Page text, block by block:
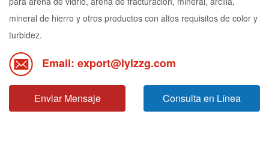
mineral de hierro y otros productos con altos requisitos de color y
turbidez.
Email: export@lylzzg.com
Enviar Mensaje Consulta en Línea